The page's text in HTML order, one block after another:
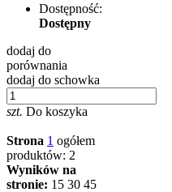
Dostępność:
Dostępny
dodaj do
porównania
dodaj do schowka
szt. Do koszyka
Strona 1 ogółem
produktów: 2
Wyników na
stronie: 15 30 45